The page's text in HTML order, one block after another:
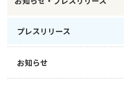
プレスリリース
お知らせ